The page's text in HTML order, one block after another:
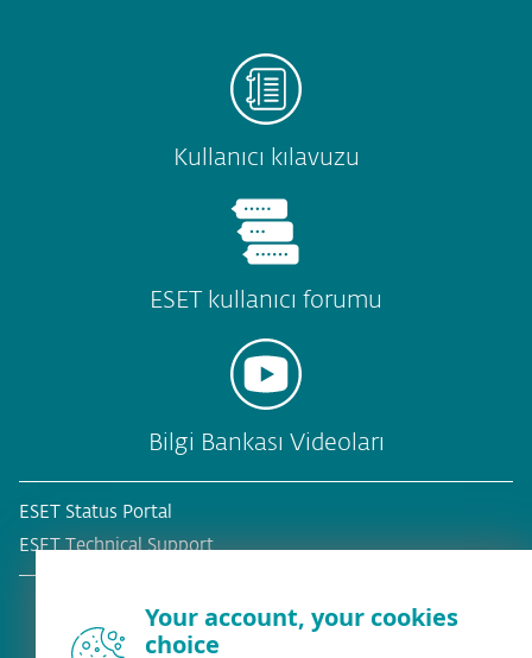
Kullanıcı kılavuzu
ESET kullanıcı forumu
Bilgi Bankası Videoları
ESET Status Portal
ESET Technical Support
Your account, your cookies
choice